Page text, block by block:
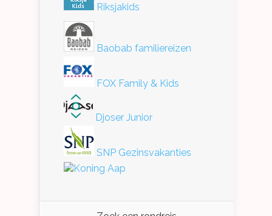
Riksjakids
Baobab familiereizen
FOX Family & Kids
Djoser Junior
SNP Gezinsvakanties
Koning Aap